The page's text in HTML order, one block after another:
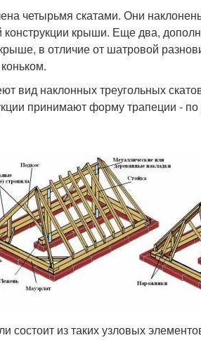
четырьмя скатами. Они
конструкции крыши. Еще два,
в отличие от шатровой
вид наклонных треугольных
принимают форму трапеции -
состоит из таких узловых